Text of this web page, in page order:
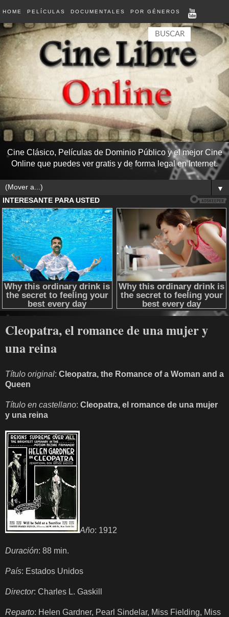
HOME PELÍCULAS DOCUMENTALES POR GÉNEROS
Cine Clásico, Películas de Dominio Público y el mejor Cine
Online que puedes ver gratis y de forma legal en Internet.
▼
Cleopatra, el romance de una mujer y
una reina
Título original: Cleopatra, the Romance of a Woman and a
Queen
Título en castellano: Cleopatra, el romance de una mujer
y una reina
Año: 1912
Duración: 88 min.
País: Estados Unidos
Director: Charles L. Gaskill
Reparto: Helen Gardner, Pearl Sindelar, Miss Fielding, Miss